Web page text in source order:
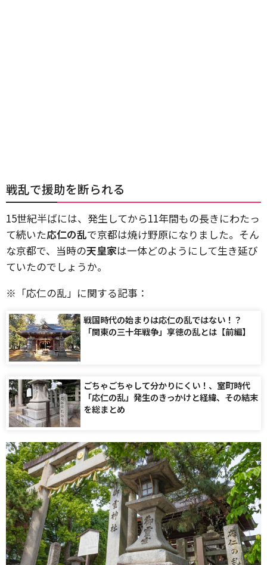
戦乱で援助を断られる
15世紀半ばには、発生してから11年間もの長きにわたっ
て続いた応仁の乱で京都は焼け野原になりました。そん
な京都で、当時の天皇家は一体どのようにして生き延び
ていたのでしょうか。
※「応仁の乱」に関する記事：
戦国時代の始まりは応仁の乱ではない！？
「関東の三十年戦争」享徳の乱とは【前編】
ごちゃごちゃして分かりにくい！、室町時代
「応仁の乱」発生のきっかけと経緯、その結末
を総まとめ